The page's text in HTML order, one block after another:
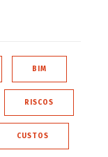
BIM
RISCOS
CUSTOS